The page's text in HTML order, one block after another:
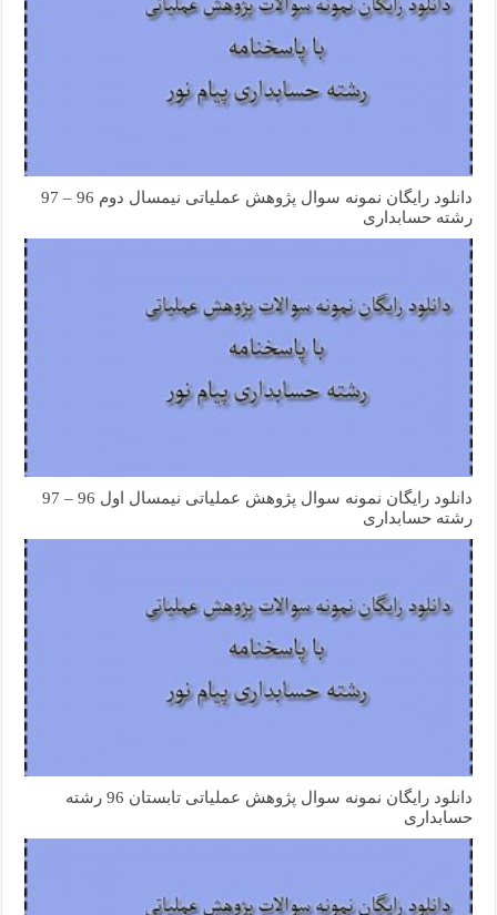
دانلود رایگان نمونه سوال پژوهش عملیاتی نیمسال دوم 96 – 97
رشته حسابداری
دانلود رایگان نمونه سوال پژوهش عملیاتی نیمسال اول 96 – 97
رشته حسابداری
دانلود رایگان نمونه سوال پژوهش عملیاتی تابستان 96 رشته
حسابداری